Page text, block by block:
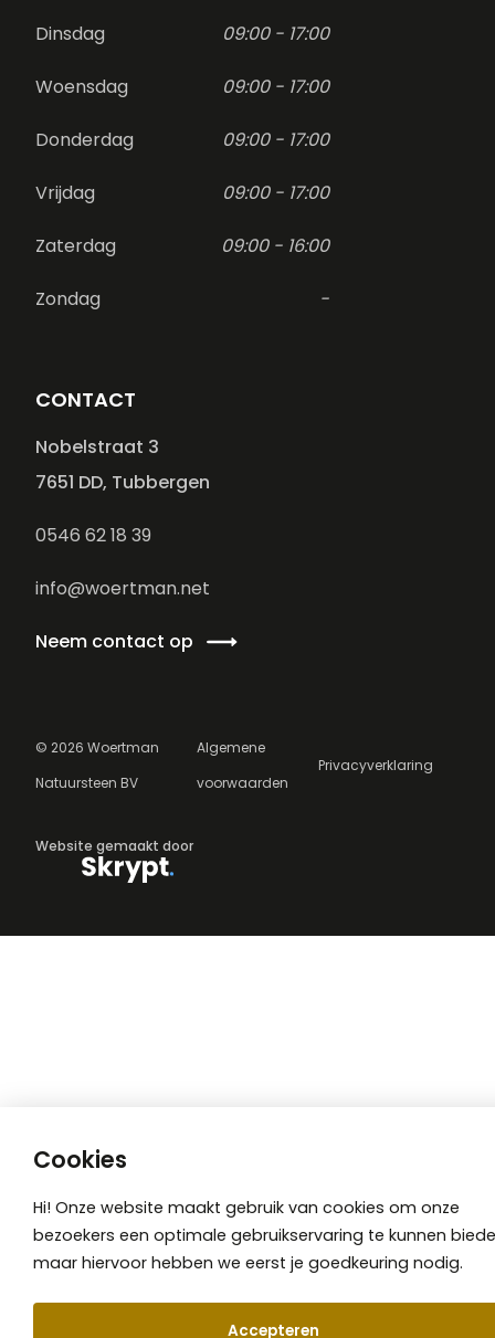
Dinsdag 09:00 - 17:00
Woensdag 09:00 - 17:00
Donderdag 09:00 - 17:00
Vrijdag 09:00 - 17:00
Zaterdag 09:00 - 16:00
Zondag -
CONTACT
Nobelstraat 3
7651 DD, Tubbergen
0546 62 18 39
info@woertman.net
Neem contact op
© 2026 Woertman
Natuursteen BV
Algemene
voorwaarden
Privacyverklaring
Website gemaakt door
Cookies
Hi! Onze website maakt gebruik van cookies om onze
bezoekers een optimale gebruikservaring te kunnen
maar hiervoor hebben we eerst je goedkeuring nodig.
Accepteren